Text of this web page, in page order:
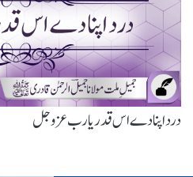
درد اپنا دے اس قدر یارب عزوجل